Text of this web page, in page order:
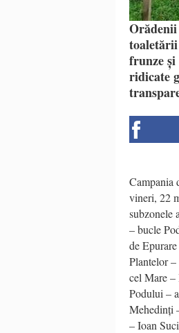
Orădenii
frunze
ridicate
Campania
vineri, 22
subzonele
– bucle
de
Plantelor
cel Mare
Podului –
Mehedinți
– Ioan